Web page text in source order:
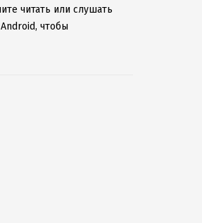
читать или слушать
чтобы